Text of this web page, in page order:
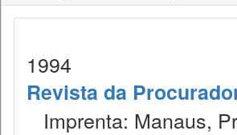
1994
Revista da
Imprenta: Manaus,